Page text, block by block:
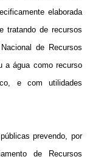
elaborada
tratando de recursos
de Recursos
a água como recurso
e com utilidades
prevendo, por
de Recursos